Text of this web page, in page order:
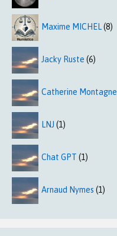
Maxime MICHEL(8)
Jacky Ruste (6)
Catherine Montagne
LNJ (1)
Chat GPT (1)
Arnaud Nymes (1)